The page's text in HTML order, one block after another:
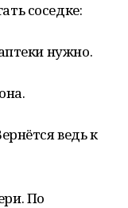
соседке:
нужно.
ведь к
По